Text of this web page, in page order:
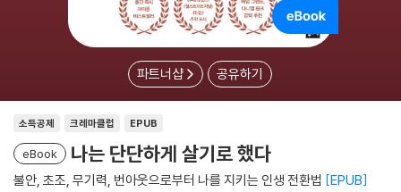
파트너샵 공유하기
소득공제 크레마클럽 EPUB
eBook 나는 단단하게 살기로 했다
불안, 초조, 무기력, 번아웃으로부터 나를 지키는 인생 전환법 EPUB